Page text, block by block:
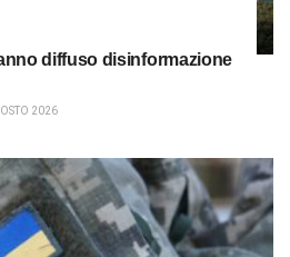
diffuso disinformazione
2026